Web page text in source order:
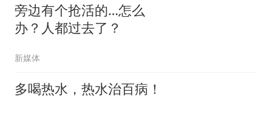
旁边有个抢活的…怎么
办？人都过去了？
新媒体
多喝热水，热水治百病！